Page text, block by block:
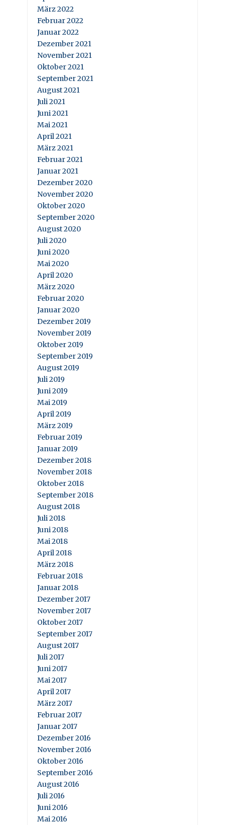
März 2022
Februar 2022
Januar 2022
Dezember 2021
November 2021
Oktober 2021
September 2021
August 2021
Juli 2021
Juni 2021
Mai 2021
April 2021
März 2021
Februar 2021
Januar 2021
Dezember 2020
November 2020
Oktober 2020
September 2020
August 2020
Juli 2020
Juni 2020
Mai 2020
April 2020
März 2020
Februar 2020
Januar 2020
Dezember 2019
November 2019
Oktober 2019
September 2019
August 2019
Juli 2019
Juni 2019
Mai 2019
April 2019
März 2019
Februar 2019
Januar 2019
Dezember 2018
November 2018
Oktober 2018
September 2018
August 2018
Juli 2018
Juni 2018
Mai 2018
April 2018
März 2018
Februar 2018
Januar 2018
Dezember 2017
November 2017
Oktober 2017
September 2017
August 2017
Juli 2017
Juni 2017
Mai 2017
April 2017
März 2017
Februar 2017
Januar 2017
Dezember 2016
November 2016
Oktober 2016
September 2016
August 2016
Juli 2016
Juni 2016
Mai 2016